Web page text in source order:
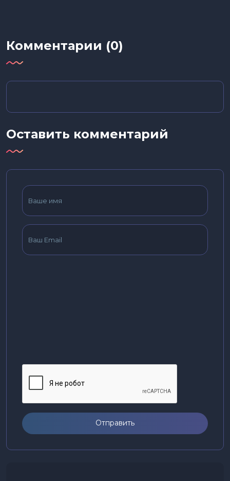
Комментарии (0)
Оставить комментарий
Отправить